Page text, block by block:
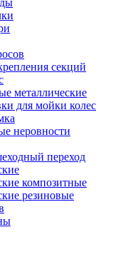
секций
металлические
для мойки колес
неровности
переход
композитные
резиновые